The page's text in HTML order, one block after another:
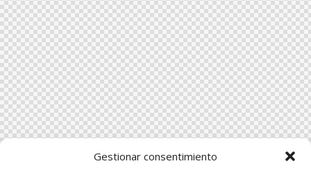
Gestionar consentimiento